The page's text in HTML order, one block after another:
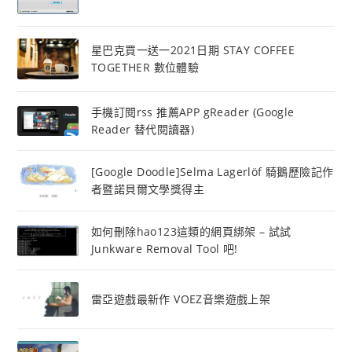
星巴克買一送一2021日期 STAY COFFEE
TOGETHER 數位體驗
手機訂閱rss 推薦APP gReader (Google
Reader 替代閱讀器)
[Google Doodle]Selma Lagerlöf 騎鵝歷險記作
者暨諾貝爾文學獎得主
如何刪除hao123這類的網頁綁架 – 試試
Junkware Removal Tool 吧!
雷亞遊戲最新作 VOEZ音樂遊戲上架